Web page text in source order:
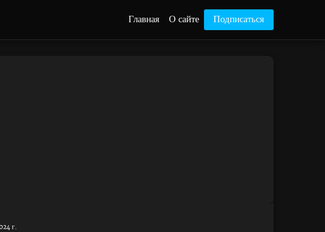
Главная О сайте Подписаться
г.